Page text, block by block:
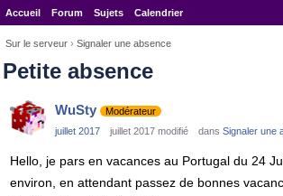
Accueil Forum Sujets Calendrier
Sur le serveur › Signaler une absence
Petite absence
WuSty
Modérateur
juillet 2017
juillet 2017 modifié dans Signaler une
Hello, je pars en vacances au Portugal du 24
environ, en attendant passez de bonnes